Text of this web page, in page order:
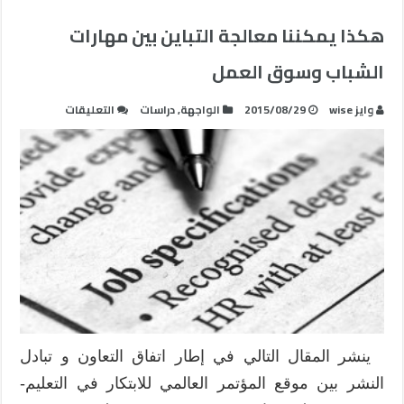
هكذا يمكننا معالجة التباين بين مهارات
الشباب وسوق العمل
وايز wise 2015/08/29 الواجهة,دراسات التعليقات
هكذا
يمكننا
معالجة
التباين
بين
مهارات
الشباب
وسوق
العمل
مغلقة
ينشر المقال التالي في إطار اتفاق التعاون و تبادل
النشر بين موقع المؤتمر العالمي للابتكار في التعليم-